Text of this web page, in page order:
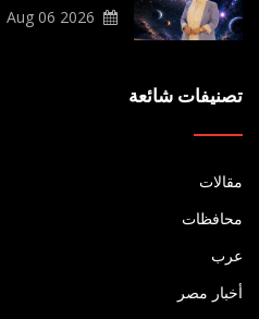
2026 Aug 06
تصنيفات شائعة
مقالات
محافظات
عرب
أخبار مصر